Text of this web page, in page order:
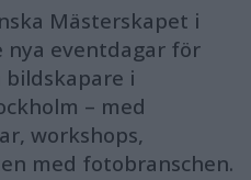
Mästerskapet i
nya eventdagar för
i
– med
workshops,
med fotobranschen.